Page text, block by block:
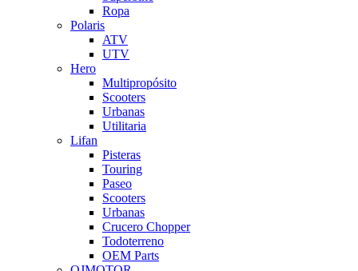
Ropa
Polaris
ATV
UTV
Hero
Multipropósito
Scooters
Urbanas
Utilitaria
Lifan
Pisteras
Touring
Paseo
Scooters
Urbanas
Crucero Chopper
Todoterreno
OEM Parts